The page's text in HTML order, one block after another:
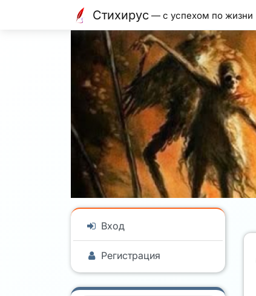
Стихирус — с успехом по жизни
Вход
Регистрация